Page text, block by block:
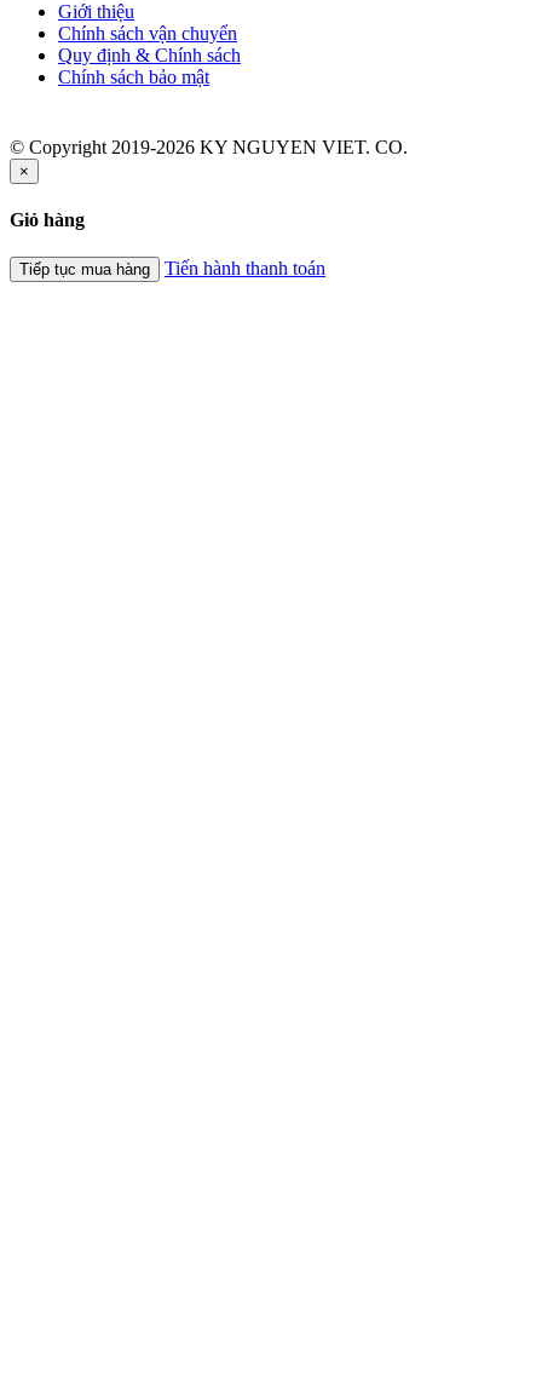
Giới thiệu
Chính sách vận chuyển
Quy định & Chính sách
Chính sách bảo mật
© Copyright 2019-2026 KY NGUYEN VIET. CO.
×
Giỏ hàng
Tiếp tục mua hàng Tiến hành thanh toán